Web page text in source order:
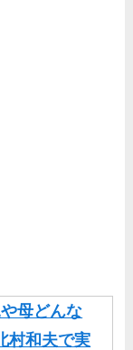
母どんな
村和夫で実